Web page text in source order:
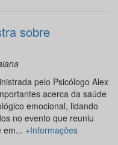
sobre
pelo Psicólogo Alex
acerca da saúde
emocional, lidando
no evento que reuniu
em... +Informações